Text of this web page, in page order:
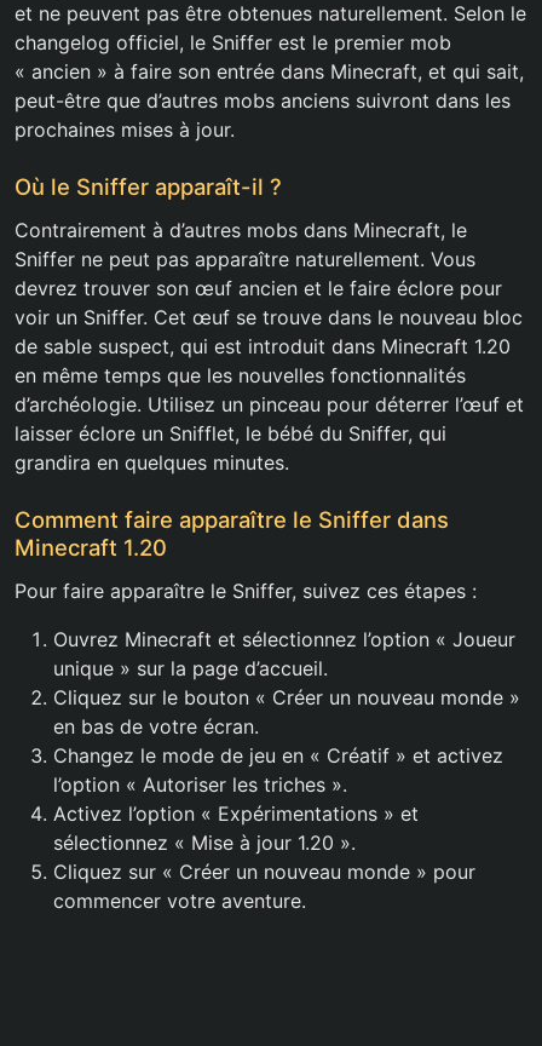
et ne peuvent pas être obtenues naturellement. Selon le
changelog officiel, le Sniffer est le premier mob
« ancien » à faire son entrée dans Minecraft, et qui sait,
peut-être que d’autres mobs anciens suivront dans les
prochaines mises à jour.
Où le Sniffer apparaît-il ?
Contrairement à d’autres mobs dans Minecraft, le
Sniffer ne peut pas apparaître naturellement. Vous
devrez trouver son œuf ancien et le faire éclore pour
voir un Sniffer. Cet œuf se trouve dans le nouveau bloc
de sable suspect, qui est introduit dans Minecraft 1.20
en même temps que les nouvelles fonctionnalités
d’archéologie. Utilisez un pinceau pour déterrer l’œuf et
laisser éclore un Snifflet, le bébé du Sniffer, qui
grandira en quelques minutes.
Comment faire apparaître le Sniffer dans
Minecraft 1.20
Pour faire apparaître le Sniffer, suivez ces étapes :
Ouvrez Minecraft et sélectionnez l’option « Joueur
unique » sur la page d’accueil.
Cliquez sur le bouton « Créer un nouveau monde »
en bas de votre écran.
Changez le mode de jeu en « Créatif » et activez
l’option « Autoriser les triches ».
Activez l’option « Expérimentations » et
sélectionnez « Mise à jour 1.20 ».
Cliquez sur « Créer un nouveau monde » pour
commencer votre aventure.